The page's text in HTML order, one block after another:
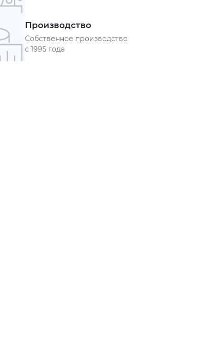
Производство
Собственное производство
с 1995 года